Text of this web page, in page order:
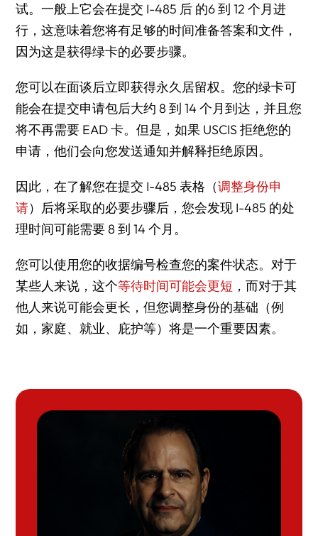
试。一般上它会在提交 I-485 后 的6 到 12 个月进
行，这意味着您将有足够的时间准备答案和文件，
因为这是获得绿卡的必要步骤。
您可以在面谈后立即获得永久居留权。您的绿卡可
能会在提交申请包后大约 8 到 14 个月到达，并且您
将不再需要 EAD 卡。但是，如果 USCIS 拒绝您的
申请，他们会向您发送通知并解释拒绝原因。
因此，在了解您在提交 I-485 表格（调整身份申
请）后将采取的必要步骤后，您会发现 I-485 的处
理时间可能需要 8 到 14 个月。
您可以使用您的收据编号检查您的案件状态。对于
某些人来说，这个等待时间可能会更短 ，而对于其
他人来说可能会更长，但您调整身份的基础（例
如，家庭、就业、庇护等）将是一个重要因素。